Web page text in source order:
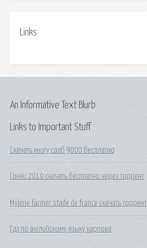
Links
Links to Important Stuff
Скачать книгу сааб 9000 бесплатно
Гонки 2010 скачать бесплатно через торрент
Mylene farmer stade de france скачать торрент
Гдз по английскому языку карпова
An Informative Text Blurb